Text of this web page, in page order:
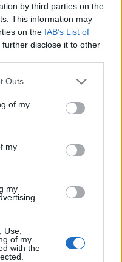
by third parties on the
This information may
on the IAB’s List of
further disclose it to other
one or more Google
You may click to
its third-party tags to
in below Google
Outs
of my
my
my
Use,
of my
with the
körül 1.:
témája a
mi is
kampányba,
a szkeptikus
Ez volt a "10:23
mi…